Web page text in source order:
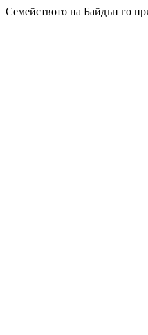
Семейството на Байдън го